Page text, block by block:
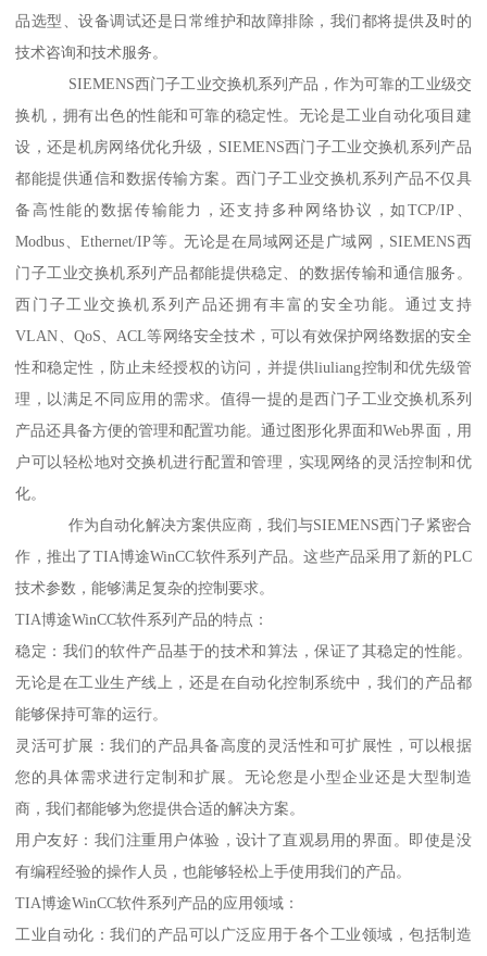
品选型、设备调试还是日常维护和故障排除，我们都将提供及时的
技术咨询和技术服务。
SIEMENS西门子工业交换机系列产品，作为可靠的工业级交
换机，拥有出色的性能和可靠的稳定性。无论是工业自动化项目建
设，还是机房网络优化升级，SIEMENS西门子工业交换机系列产品
都能提供通信和数据传输方案。西门子工业交换机系列产品不仅具
备高性能的数据传输能力，还支持多种网络协议，如TCP/IP、
Modbus、Ethernet/IP等。无论是在局域网还是广域网，SIEMENS西
门子工业交换机系列产品都能提供稳定、的数据传输和通信服务。
西门子工业交换机系列产品还拥有丰富的安全功能。通过支持
VLAN、QoS、ACL等网络安全技术，可以有效保护网络数据的安全
性和稳定性，防止未经授权的访问，并提供liuliang控制和优先级管
理，以满足不同应用的需求。值得一提的是西门子工业交换机系列
产品还具备方便的管理和配置功能。通过图形化界面和Web界面，用
户可以轻松地对交换机进行配置和管理，实现网络的灵活控制和优
化。
作为自动化解决方案供应商，我们与SIEMENS西门子紧密合
作，推出了TIA博途WinCC软件系列产品。这些产品采用了新的PLC
技术参数，能够满足复杂的控制要求。
TIA博途WinCC软件系列产品的特点：
稳定：我们的软件产品基于的技术和算法，保证了其稳定的性能。
无论是在工业生产线上，还是在自动化控制系统中，我们的产品都
能够保持可靠的运行。
灵活可扩展：我们的产品具备高度的灵活性和可扩展性，可以根据
您的具体需求进行定制和扩展。无论您是小型企业还是大型制造
商，我们都能够为您提供合适的解决方案。
用户友好：我们注重用户体验，设计了直观易用的界面。即使是没
有编程经验的操作人员，也能够轻松上手使用我们的产品。
TIA博途WinCC软件系列产品的应用领域：
工业自动化：我们的产品可以广泛应用于各个工业领域，包括制造